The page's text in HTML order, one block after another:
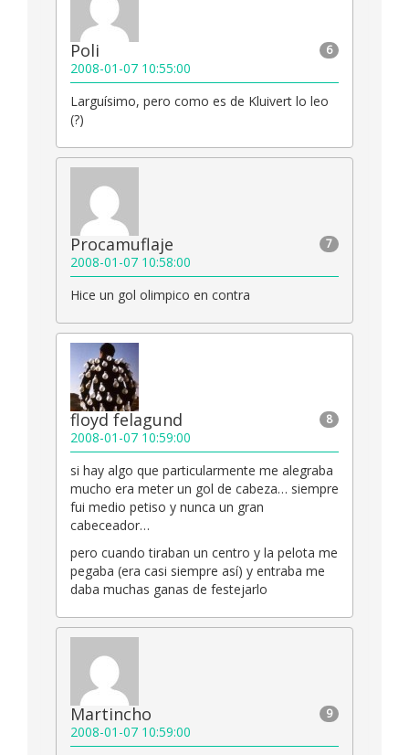
6
Poli
2008-01-07 10:55:00
Larguísimo, pero como es de Kluivert lo leo
(?)
7
Procamuflaje
2008-01-07 10:58:00
Hice un gol olimpico en contra
8
floyd felagund
2008-01-07 10:59:00
si hay algo que particularmente me alegraba
mucho era meter un gol de cabeza… siempre
fui medio petiso y nunca un gran
cabeceador…
pero cuando tiraban un centro y la pelota me
pegaba (era casi siempre así) y entraba me
daba muchas ganas de festejarlo
9
Martincho
2008-01-07 10:59:00